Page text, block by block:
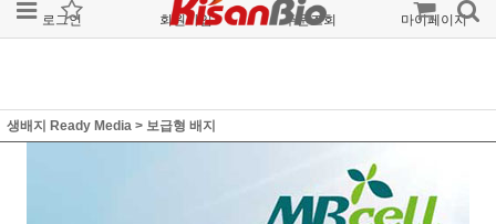
로그인 회원가입 주문조회 마이페이지
생배지 Ready Media > 보급형 배지